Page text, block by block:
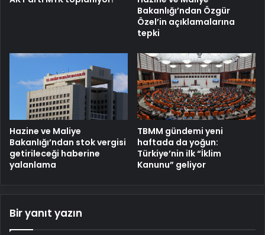
Bakanlığı’ndan Özgür
Özel’in açıklamalarına
tepki
Hazine ve Maliye
Bakanlığı’ndan stok vergisi
getirileceği haberine
yalanlama
TBMM gündemi yeni
haftada da yoğun:
Türkiye’nin ilk “İklim
Kanunu” geliyor
Bir yanıt yazın